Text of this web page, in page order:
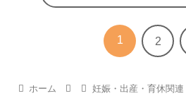
1 2
ホーム 妊娠・出産・育休関連